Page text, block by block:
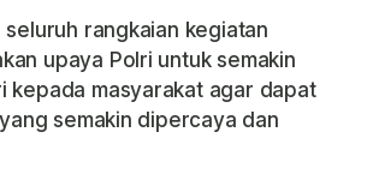
rangkaian kegiatan
upaya Polri untuk semakin
kepada masyarakat agar dapat
semakin dipercaya dan